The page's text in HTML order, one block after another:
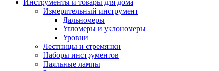
Инструменты и товары для дома
Измерительный инструмент
Дальномеры
Угломеры и уклономеры
Уровни
Лестницы и стремянки
Наборы инструментов
Паяльные лампы